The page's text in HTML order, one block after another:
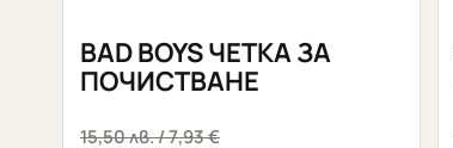
BAD BOYS ЧЕТКА ЗА
ПОЧИСТВАНЕ
15,50лв./ 7,93 €